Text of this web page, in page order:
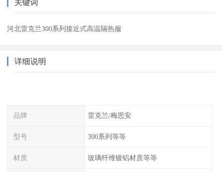
关键词
河北雷克兰300系列接近式高温隔热服
详细说明
品牌 雷克兰/梅思安
型号 300系列等等
材质 玻璃纤维镀铝材质等等